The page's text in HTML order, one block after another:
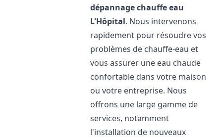
dépannage chauffe eau
L'Hôpital. Nous intervenons
rapidement pour résoudre vos
problèmes de chauffe-eau et
vous assurer une eau chaude
confortable dans votre maison
ou votre entreprise. Nous
offrons une large gamme de
services, notamment
l'installation de nouveaux